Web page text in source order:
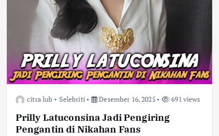
citra lub Selebriti Desember 16, 2025 691 views
Prilly Latuconsina Jadi Pengiring
Pengantin di Nikahan Fans